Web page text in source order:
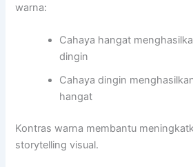
warna:
Cahaya hangat
dingin
Cahaya dingin
hangat
Kontras warna membantu
storytelling visual.